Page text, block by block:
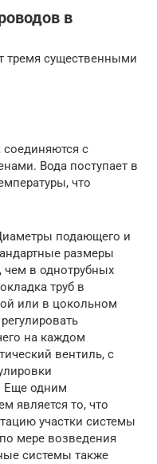
в
тремя существенными
соединяются с
Вода поступает в
что
подающего и
размеры
в однотрубных
труб в
или в цокольном
на каждом
вентиль, с
Еще одним
является то, что
участки системы
мере возведения
системы также